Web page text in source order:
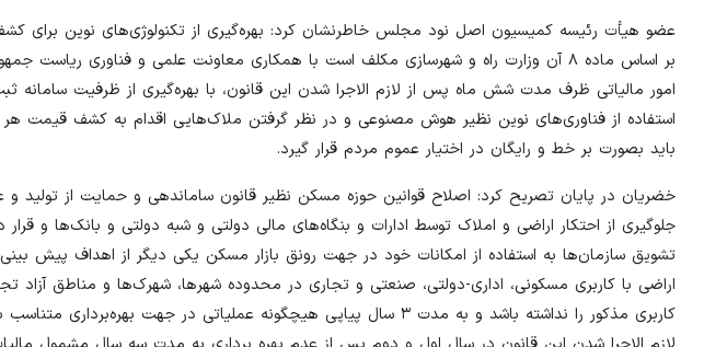
عضو هیأت رئیسه کمیسیون اصل نود مجلس خاطرنشان کرد: بهره‌گیری از تکنولوژی‌های نوین برای
بر اساس ماده ۸ آن وزارت راه و شهرسازی مکلف است با همکاری معاونت علمی و فناوری
امور مالیاتی ظرف مدت شش ماه پس از لازم الاجرا شدن این قانون، با بهره‌گیری از ظرفیت سامانه
استفاده از فناوری‌های نوین نظیر هوش مصنوعی و در نظر گرفتن ملاک‌هایی اقدام به کشف قیمت هر
باید بصورت بر خط و رایگان در اختیار عموم مردم قرار گیرد.
خضریان در پایان تصریح کرد: اصلاح قوانین حوزه مسکن نظیر قانون ساماندهی و حمایت از تولید
جلوگیری از احتکار اراضی و املاک توسط ادارات و بنگاه‌های مالی دولتی و شبه دولتی و بانک‌ها و قرار
اراضی با کاربری مسکونی، اداری-دولتی، صنعتی و تجاری در محدوده شهرها، شهرک‌ها و مناطق آزاد
کاربری مذکور را نداشته باشد و به مدت ۳ سال پیاپی هیچگونه عملیاتی در جهت